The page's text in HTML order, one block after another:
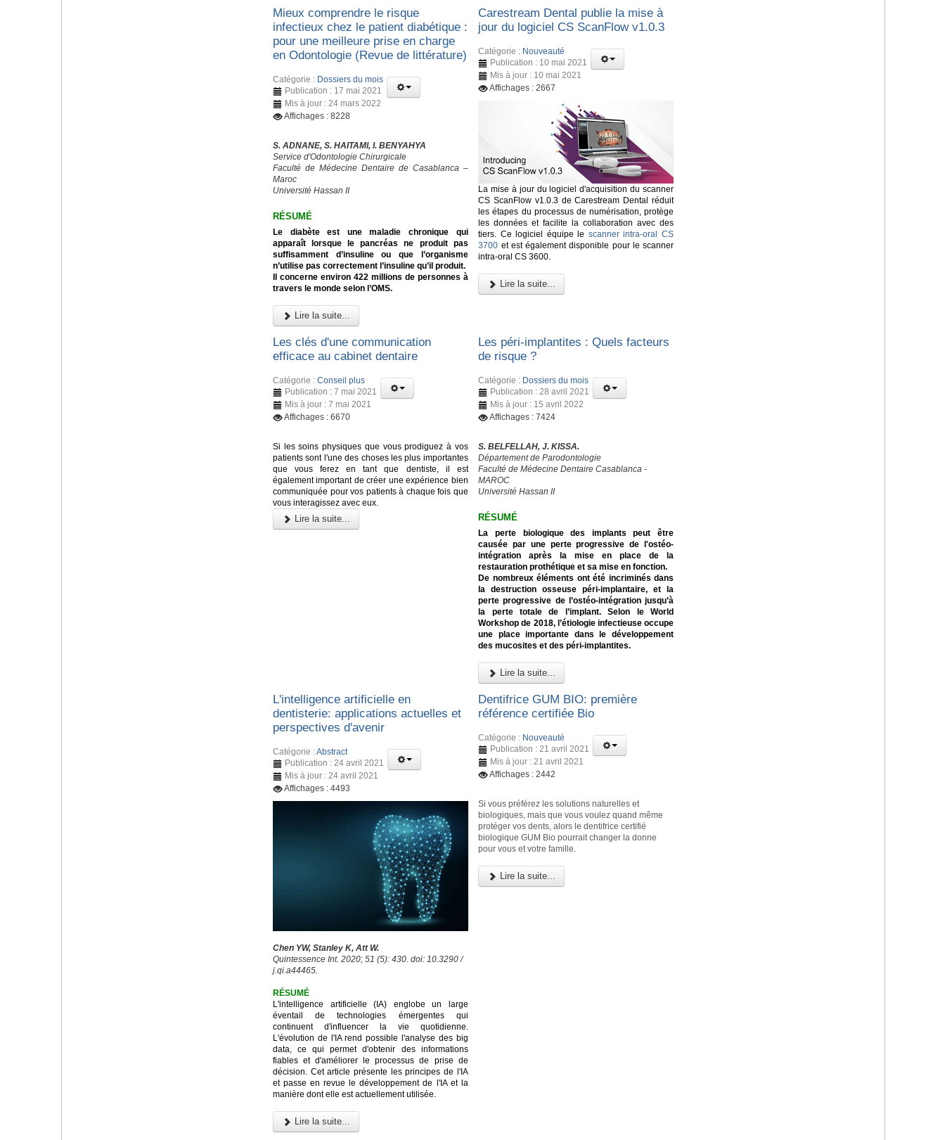
Mieux comprendre le risque
infectieux chez le patient diabétique :
pour une meilleure prise en charge
en Odontologie (Revue de littérature)
Catégorie : Dossiers du mois
Publication : 17 mai 2021
Mis à jour : 24 mars 2022
Affichages : 8228
S. ADNANE, S. HAITAMI, I. BENYAHYA
Service d'Odontologie Chirurgicale
Faculté de Médecine Dentaire de Casablanca –
Maroc
Université Hassan II
RÉSUMÉ
Le diabète est une maladie chronique qui
apparaît lorsque le pancréas ne produit pas
suffisamment d’insuline ou que l’organisme
n’utilise pas correctement l’insuline qu’il produit.
Il concerne environ 422 millions de personnes à
travers le monde selon l’OMS.
Lire la suite...
Carestream Dental publie la mise à
jour du logiciel CS ScanFlow v1.0.3
Catégorie : Nouveauté
Publication : 10 mai 2021
Mis à jour : 10 mai 2021
Affichages : 2667
La mise à jour du logiciel d'acquisition du scanner
CS ScanFlow v1.0.3 de Carestream Dental réduit
les étapes du processus de numérisation, protège
les données et facilite la collaboration avec des
tiers. Ce logiciel équipe le scanner intra-oral CS
3700 et est également disponible pour le scanner
intra-oral CS 3600.
Lire la suite...
Les clés d'une communication
efficace au cabinet dentaire
Catégorie : Conseil plus
Publication : 7 mai 2021
Mis à jour : 7 mai 2021
Affichages : 6670
Si les soins physiques que vous prodiguez à vos
patients sont l'une des choses les plus importantes
que vous ferez en tant que dentiste, il est
également important de créer une expérience bien
communiquée pour vos patients à chaque fois que
vous interagissez avec eux.
Lire la suite...
Les péri-implantites : Quels facteurs
de risque ?
Catégorie : Dossiers du mois
Publication : 28 avril 2021
Mis à jour : 15 avril 2022
Affichages : 7424
S. BELFELLAH, J. KISSA.
Département de Parodontologie
Faculté de Médecine Dentaire Casablanca -
MAROC
Université Hassan II
RÉSUMÉ
La perte biologique des implants peut être
causée par une perte progressive de l'ostéo-
intégration après la mise en place de la
restauration prothétique et sa mise en fonction.
De nombreux éléments ont été incriminés dans
la destruction osseuse péri-implantaire, et la
perte progressive de l’ostéo-intégration jusqu’à
la perte totale de l’implant. Selon le World
Workshop de 2018, l’étiologie infectieuse occupe
une place importante dans le développement
des mucosites et des péri-implantites.
Lire la suite...
L'intelligence artificielle en
dentisterie: applications actuelles et
perspectives d'avenir
Catégorie :Abstract
Publication : 24 avril 2021
Mis à jour : 24 avril 2021
Affichages : 4493
Chen YW, Stanley K, Att W.
Quintessence Int. 2020; 51 (5): 430. doi: 10.3290 /
j.qi.a44465.
RÉSUMÉ
L'intelligence artificielle (IA) englobe un large
éventail de technologies émergentes qui
continuent d'influencer la vie quotidienne.
L'évolution de l'IA rend possible l'analyse des big
data, ce qui permet d'obtenir des informations
fiables et d'améliorer le processus de prise de
décision. Cet article présente les principes de l'IA
et passe en revue le développement de l'IA et la
manière dont elle est actuellement utilisée.
Lire la suite...
Dentifrice GUM BIO: première
référence certifiée Bio
Catégorie : Nouveauté
Publication : 21 avril 2021
Mis à jour : 21 avril 2021
Affichages : 2442
Si vous préférez les solutions naturelles et
biologiques, mais que vous voulez quand même
protéger vos dents, alors le dentifrice certifié
biologique GUM Bio pourrait changer la donne
pour vous et votre famille.
Lire la suite...